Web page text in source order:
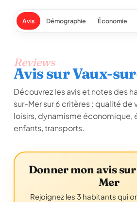
Avis Démographie Économie
Reviews
Avis sur Vaux-
Découvrez les avis et notes des
sur-Mer sur 6 critères : qualité de
loisirs, dynamisme économique,
enfants, transports.
Donner mon avis
Mer
Rejoignez les 3 habitants qui